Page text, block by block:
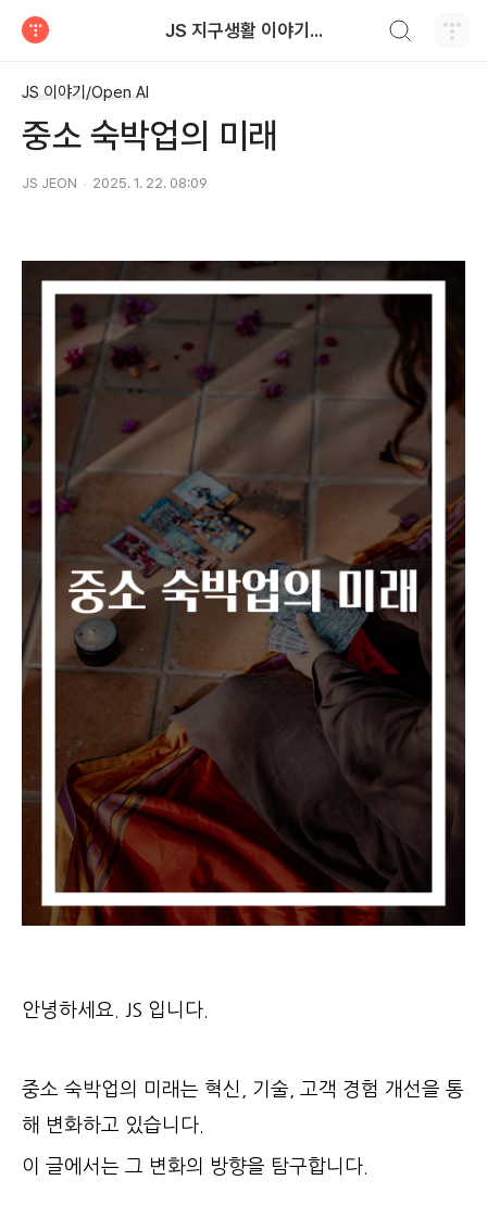
JS 지구생활 이야기...
JS 이야기/Open AI
​중소 숙박업의 미래
JS JEON 2025. 1. 22. 08:09
안녕하세요. JS 입니다.
중소 숙박업의 미래는 혁신, 기술, 고객 경험 개선을 통
해 변화하고 있습니다.
이 글에서는 그 변화의 방향을 탐구합니다.